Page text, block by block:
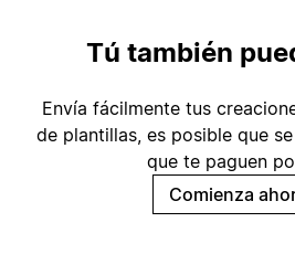
Tú también
Envía fácilmente tus
de plantillas, es posible que
que te paguen
Comienza